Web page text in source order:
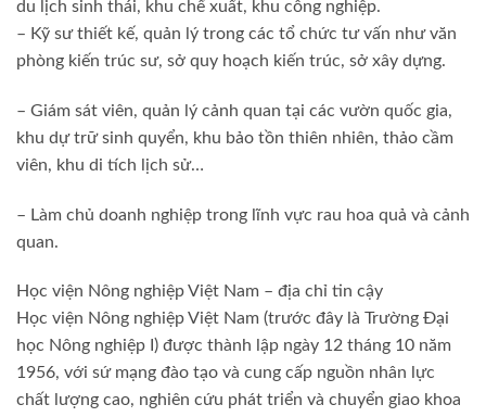
du lịch sinh thái, khu chế xuất, khu công nghiệp.
– Kỹ sư thiết kế, quản lý trong các tổ chức tư vấn như văn
phòng kiến trúc sư, sở quy hoạch kiến trúc, sở xây dựng.
– Giám sát viên, quản lý cảnh quan tại các vườn quốc gia,
khu dự trữ sinh quyển, khu bảo tồn thiên nhiên, thảo cầm
viên, khu di tích lịch sử…
– Làm chủ doanh nghiệp trong lĩnh vực rau hoa quả và cảnh
quan.
Học viện Nông nghiệp Việt Nam – địa chỉ tin cậy
Học viện Nông nghiệp Việt Nam (trước đây là Trường Đại
học Nông nghiệp I) được thành lập ngày 12 tháng 10 năm
1956, với sứ mạng đào tạo và cung cấp nguồn nhân lực
chất lượng cao, nghiên cứu phát triển và chuyển giao khoa